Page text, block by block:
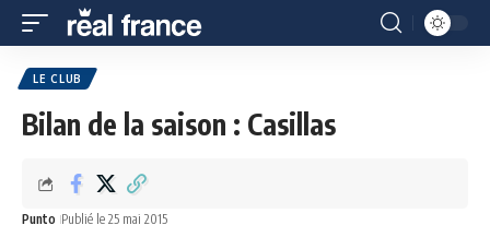
LE CLUB
Bilan de la saison : Casillas
Punto Publié le 25 mai 2015